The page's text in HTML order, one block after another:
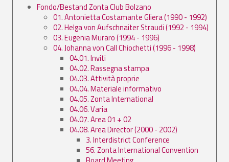
Fondo/Bestand Zonta Club Bolzano
01. Antonietta Costamante Gliera (1990 - 1992)
02. Helga von Aufschnaiter Straudi (1992 - 1994)
03. Eugenia Muraro (1994 - 1996)
04. Johanna von Call Chiochetti (1996 - 1998)
04.01. Inviti
04.02. Rassegna stampa
04.03. Attività proprie
04.04. Materiale informativo
04.05. Zonta International
04.06. Varia
04.07. Area 01 + 02
04.08. Area Director (2000 - 2002)
3. Interdistrict Conference
56. Zonta International Convention